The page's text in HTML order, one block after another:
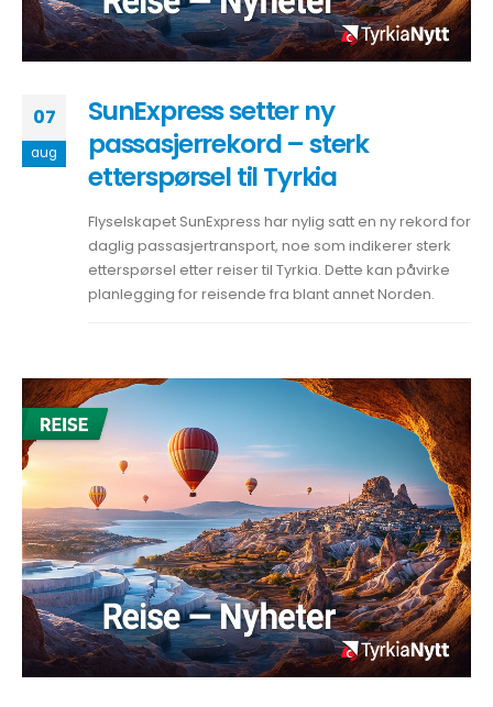
07
aug
SunExpress setter ny
passasjerrekord – sterk
etterspørsel til Tyrkia
Flyselskapet SunExpress har nylig satt en ny rekord for
daglig passasjertransport, noe som indikerer sterk
etterspørsel etter reiser til Tyrkia. Dette kan påvirke
planlegging for reisende fra blant annet Norden.